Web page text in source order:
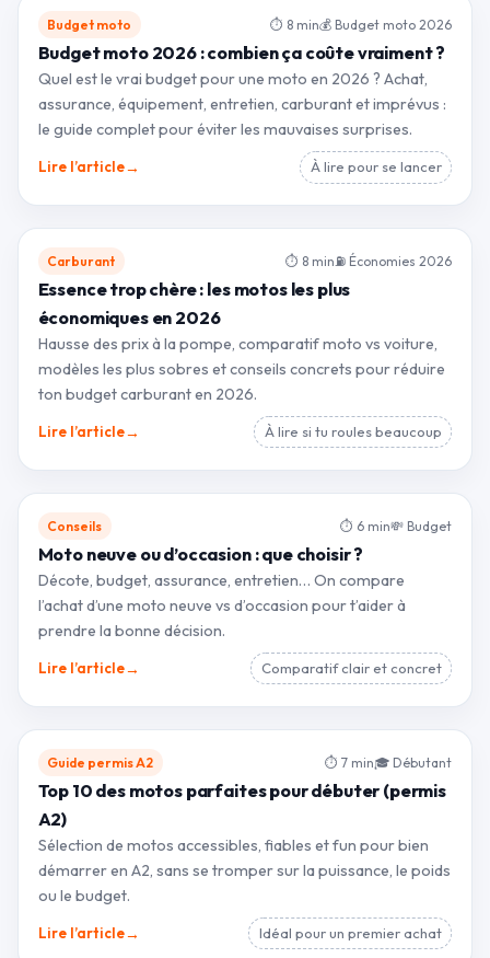
Budget moto ⏱ 8 min💰 Budget moto 2026
Budget moto 2026 : combien ça coûte vraiment ?
Quel est le vrai budget pour une moto en 2026 ? Achat,
assurance, équipement, entretien, carburant et imprévus :
le guide complet pour éviter les mauvaises surprises.
Lire l’article→ À lire pour se lancer
Carburant ⏱ 8 min⛽ Économies 2026
Essence trop chère : les motos les plus
économiques en 2026
Hausse des prix à la pompe, comparatif moto vs voiture,
modèles les plus sobres et conseils concrets pour réduire
ton budget carburant en 2026.
Lire l’article→ À lire si tu roules beaucoup
Conseils ⏱ 6 min💸 Budget
Moto neuve ou d’occasion : que choisir ?
Décote, budget, assurance, entretien… On compare
l’achat d’une moto neuve vs d’occasion pour t’aider à
prendre la bonne décision.
Lire l’article→ Comparatif clair et concret
Guide permis A2 ⏱ 7 min🎓 Débutant
Top 10 des motos parfaites pour débuter (permis
A2)
Sélection de motos accessibles, fiables et fun pour bien
démarrer en A2, sans se tromper sur la puissance, le poids
ou le budget.
Lire l’article→ Idéal pour un premier achat